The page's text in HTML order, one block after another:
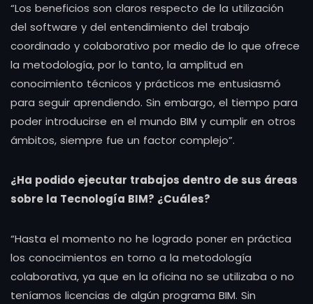
“Los beneficios son claros respecto de la utilización
del software y del entendimiento del trabajo
coordinado y colaborativo por medio de lo que ofrece
la metodología, por lo tanto, la amplitud en
conocimiento técnicos y prácticos me entusiasmó
para seguir aprendiendo. Sin embargo, el tiempo para
poder introducirse en el mundo BIM y cumplir en otros
ámbitos, siempre fue un factor complejo”.
¿Ha podido ejecutar trabajos dentro de sus áreas
sobre la Tecnología BIM? ¿Cuáles?
“Hasta el momento no he logrado poner en práctica
los conocimientos en torno a la metodología
colaborativa, ya que en la oficina no se utilizaba o no
teníamos licencias de algún programa BIM. Sin